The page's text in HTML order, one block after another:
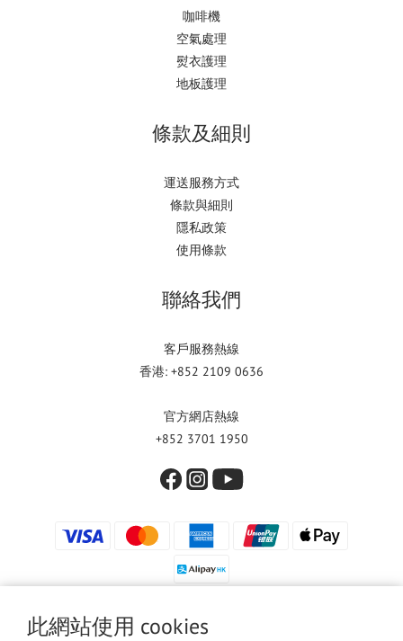
此網站使用 cookies
咖啡機
空氣處理
熨衣護理
地板護理
條款及細則
運送服務方式
條款與細則
隱私政策
使用條款
聯絡我們
客戶服務熱線
香港: +852 2109 0636
官方網店熱線
+852 3701 1950